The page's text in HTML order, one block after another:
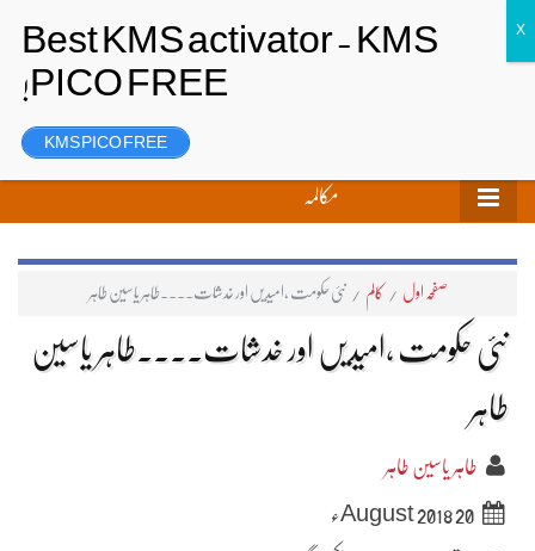
رجسٹر
مکالمہ
صفحہ اول / کالم / نئی حکومت ،امیدیں اور خدشات۔۔۔۔طاہر یاسین طاہر
نئی حکومت ،امیدیں اور خدشات۔۔۔۔طاہر یاسین
طاہر
طاہر یاسین طاہر
20 August 2018ء
KMS PICO FREE